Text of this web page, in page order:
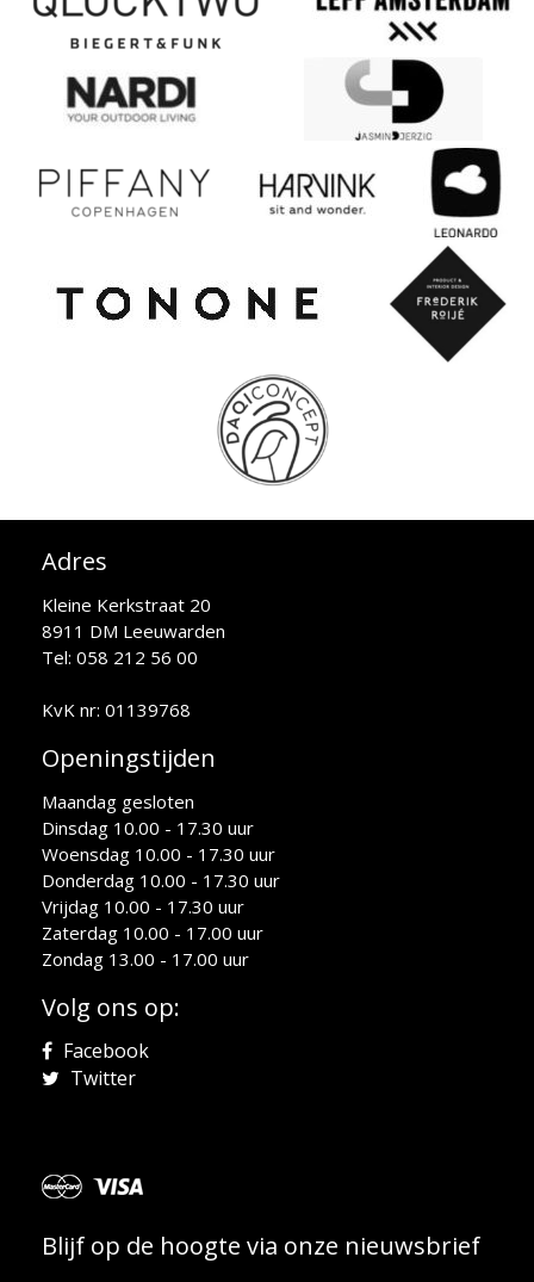
Adres
Kleine Kerkstraat 20
8911 DM Leeuwarden
Tel: 058 212 56 00
KvK nr: 01139768
Openingstijden
Maandag gesloten
Dinsdag 10.00 - 17.30 uur
Woensdag 10.00 - 17.30 uur
Donderdag 10.00 - 17.30 uur
Vrijdag 10.00 - 17.30 uur
Zaterdag 10.00 - 17.00 uur
Zondag 13.00 - 17.00 uur
Volg ons op:
Facebook
Twitter
Blijf op de hoogte via onze nieuwsbrief